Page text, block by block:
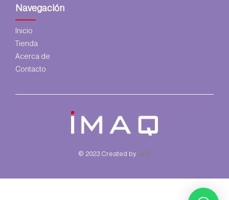
Navegación
Inicio
Tienda
Acerca de
Contacto
© 2023 Created by UDS